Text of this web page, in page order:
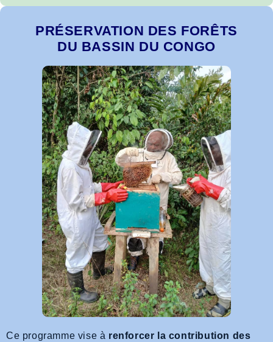
PRÉSERVATION DES FORÊTS
DU BASSIN DU CONGO
Ce programme vise à renforcer la contribution des